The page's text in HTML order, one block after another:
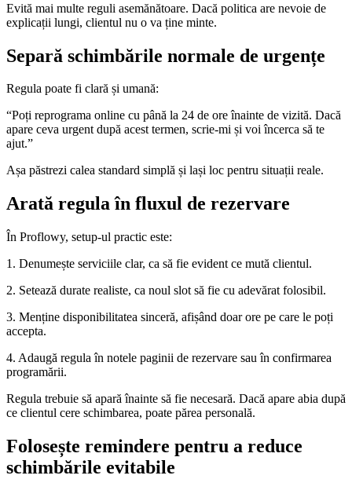
Evită mai multe reguli asemănătoare. Dacă politica are nevoie de
explicații lungi, clientul nu o va ține minte.
Separă schimbările normale de urgențe
Regula poate fi clară și umană:
“Poți reprograma online cu până la 24 de ore înainte de vizită. Dacă
apare ceva urgent după acest termen, scrie-mi și voi încerca să te
ajut.”
Așa păstrezi calea standard simplă și lași loc pentru situații reale.
Arată regula în fluxul de rezervare
În Proflowy, setup-ul practic este:
1. Denumește serviciile clar, ca să fie evident ce mută clientul.
2. Setează durate realiste, ca noul slot să fie cu adevărat folosibil.
3. Menține disponibilitatea sinceră, afișând doar ore pe care le poți
accepta.
4. Adaugă regula în notele paginii de rezervare sau în confirmarea
programării.
Regula trebuie să apară înainte să fie necesară. Dacă apare abia după
ce clientul cere schimbarea, poate părea personală.
Folosește remindere pentru a reduce
schimbările evitabile